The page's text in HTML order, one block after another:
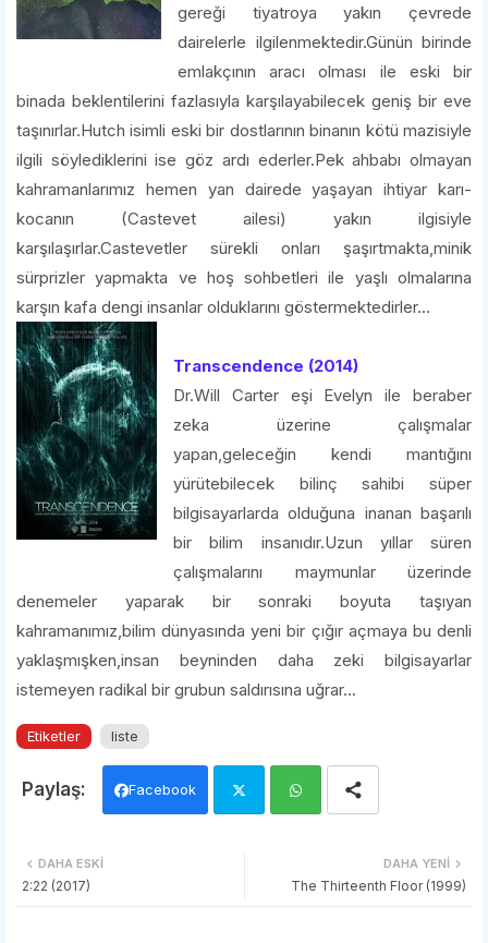
gereği tiyatroya yakın çevrede
dairelerle ilgilenmektedir.Günün birinde
emlakçının aracı olması ile eski bir
binada beklentilerini fazlasıyla karşılayabilecek geniş bir eve
taşınırlar.Hutch isimli eski bir dostlarının binanın kötü mazisiyle
ilgili söylediklerini ise göz ardı ederler.Pek ahbabı olmayan
kahramanlarımız hemen yan dairede yaşayan ihtiyar karı-
kocanın (Castevet ailesi) yakın ilgisiyle
karşılaşırlar.Castevetler sürekli onları şaşırtmakta,minik
sürprizler yapmakta ve hoş sohbetleri ile yaşlı olmalarına
karşın kafa dengi insanlar olduklarını göstermektedirler...
Transcendence (2014)
Dr.Will Carter eşi Evelyn ile beraber
zeka üzerine çalışmalar
yapan,geleceğin kendi mantığını
yürütebilecek bilinç sahibi süper
bilgisayarlarda olduğuna inanan başarılı
bir bilim insanıdır.Uzun yıllar süren
çalışmalarını maymunlar üzerinde
denemeler yaparak bir sonraki boyuta taşıyan
kahramanımız,bilim dünyasında yeni bir çığır açmaya bu denli
yaklaşmışken,insan beyninden daha zeki bilgisayarlar
istemeyen radikal bir grubun saldırısına uğrar...
Etiketler liste
Facebook
ats
DAHA YENI
The Thirteenth Floor (1999)
DAHA ESKI
2:22 (2017)